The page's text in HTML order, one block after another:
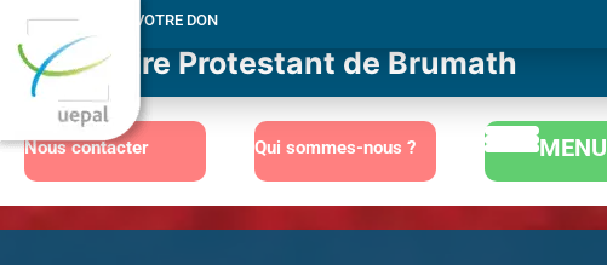
MERCI POUR VOTRE DON
Consistoire Protestant de Brumath
Nous contacter Qui sommes-nous ? MENU